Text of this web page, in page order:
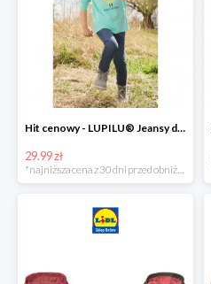
Hit cenowy - LUPILU® Jeansy dziewczęce slim fit
29.99 zł